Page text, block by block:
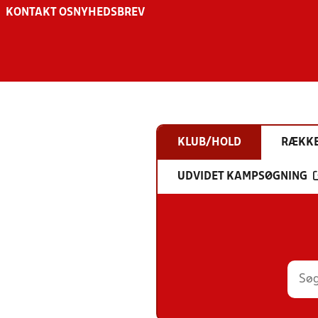
KONTAKT OS NYHEDSBREV
KLUB/HOLD
UDVIDET KAMPSØGNING